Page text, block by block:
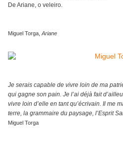
De Ariane, o veleiro.
Miguel Torga, Ariane
Je serais capable de vivre loin de ma
qui gagne son pain. Je l’ai déjà fait
vivre loin d’elle en tant qu’écrivain. Il me
terre, la grammaire du paysage, l’Esprit
Miguel Torga